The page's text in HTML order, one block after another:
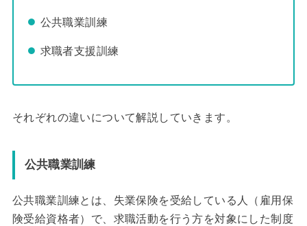
公共職業訓練
求職者支援訓練
それぞれの違いについて解説していきます。
公共職業訓練
公共職業訓練とは、失業保険を受給している人（雇用保
険受給資格者）で、求職活動を行う方を対象にした制度